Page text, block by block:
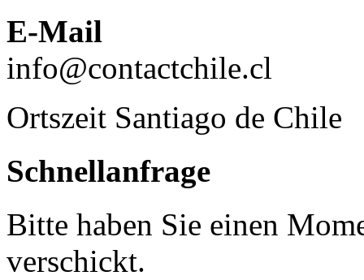
E-Mail
info@contactchile.cl
Ortszeit Santiago de Chile
Schnellanfrage
Bitte haben Sie einen
verschickt.